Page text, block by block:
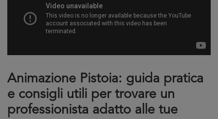
Animazione Pistoia: guida pratica
e consigli utili per trovare un
professionista adatto alle tue